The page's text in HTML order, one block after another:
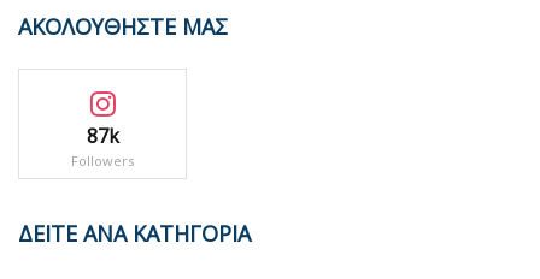
ΑΚΟΛΟΥΘΗΣΤΕ ΜΑΣ
87k
Followers
ΔΕΙΤΕ ΑΝΑ ΚΑΤΗΓΟΡΙΑ